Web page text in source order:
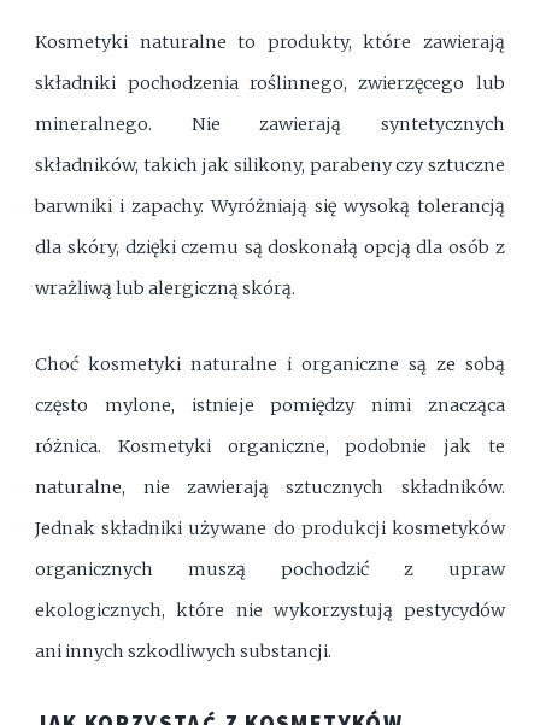
Kosmetyki naturalne to produkty, które zawierają
składniki pochodzenia roślinnego, zwierzęcego lub
mineralnego. Nie zawierają syntetycznych
składników, takich jak silikony, parabeny czy sztuczne
barwniki i zapachy. Wyróżniają się wysoką tolerancją
dla skóry, dzięki czemu są doskonałą opcją dla osób z
wrażliwą lub alergiczną skórą.
Choć kosmetyki naturalne i organiczne są ze sobą
często mylone, istnieje pomiędzy nimi znacząca
różnica. Kosmetyki organiczne, podobnie jak te
naturalne, nie zawierają sztucznych składników.
Jednak składniki używane do produkcji kosmetyków
organicznych muszą pochodzić z upraw
ekologicznych, które nie wykorzystują pestycydów
ani innych szkodliwych substancji.